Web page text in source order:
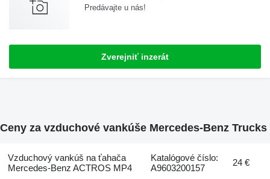
Predávajte u nás!
Zverejniť inzerát
Ceny za vzduchové vankúše Mercedes-Benz Trucks
Vzduchový vankúš na ťahača
Mercedes-Benz ACTROS MP4
Katalógové číslo:
A9603200157
24 €